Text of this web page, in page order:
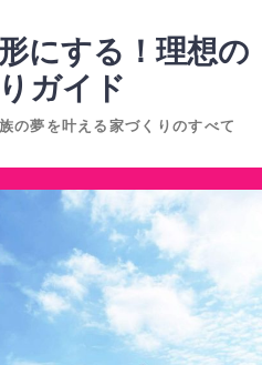
にする！理想の
ガイド
の夢を叶える家づくりのすべて